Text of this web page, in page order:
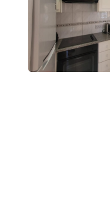
Wiadomość